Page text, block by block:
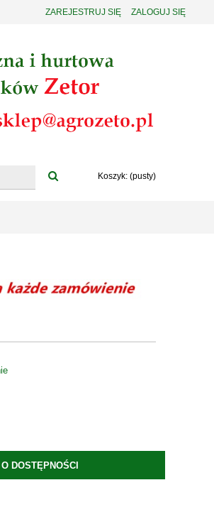
ZAREJESTRUJ SIĘ ZALOGUJ SIĘ
Koszyk: (pusty)
DOSTĘPNOŚCI